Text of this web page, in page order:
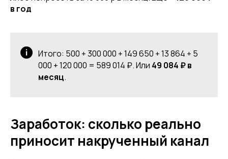
в год
Итого: 500 + 300 000 + 149 650 + 13 864 + 5
000 + 120 000 = 589 014 ₽. Или 49 084 ₽ в
месяц.
Заработок: сколько реально
приносит накрученный канал